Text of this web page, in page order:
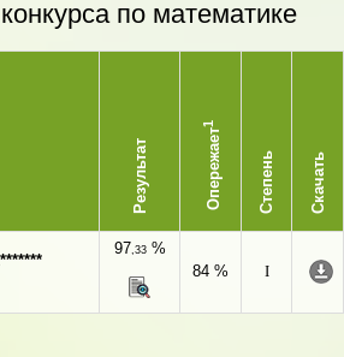
по математике
Результат Опережает
1
Степень Скачать
97,33%
84 %
I